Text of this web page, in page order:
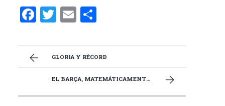
F
ce
b
o
T
it
te
r
E
ai
l
C
m
p
ar
ti
GLORIA Y RÉCORD
EL BARÇA, MATEMÁTICAMENTE EN CHAMPIONS SI ASALTA EL VILLAMARÍN